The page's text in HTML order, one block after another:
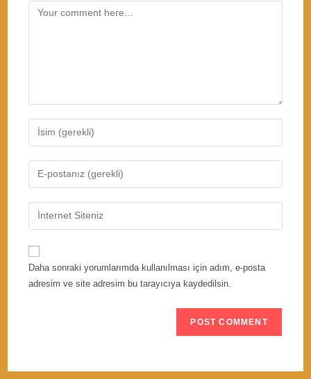
Comment
Enter
your
name
comment
Enter
your
email
address
comment
Enter
your
website
URL
(optional)
Daha sonraki yorumlarımda kullanılması için adım, e-posta
adresim ve site adresim bu tarayıcıya kaydedilsin.